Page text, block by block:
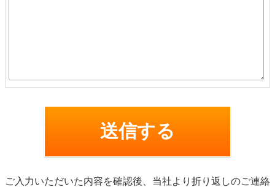
ご入力いただいた内容を確認後、当社より折り返しのご連絡